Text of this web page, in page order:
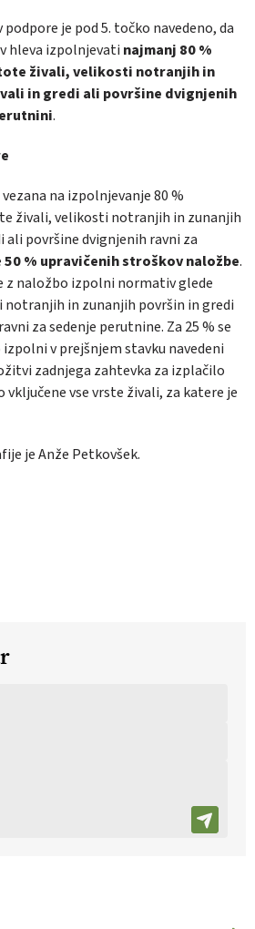
je pod 5. točko navedeno, da
hleva izpolnjevati najmanj 80 %
živali, velikosti notranjih in
in gredi ali površine dvignjenih
.
na izpolnjevanje 80 %
živali, velikosti notranjih in zunanjih
ali površine dvignjenih ravni za
50 % upravičenih stroškov naložbe.
z naložbo izpolni normativ glede
in zunanjih površin in gredi
za sedenje perutnine. Za 25 % se
izpolni v prejšnjem stavku navedeni
zadnjega zahtevka za izplačilo
vključene vse vrste živali, za katere je
je Anže Petkovšek.